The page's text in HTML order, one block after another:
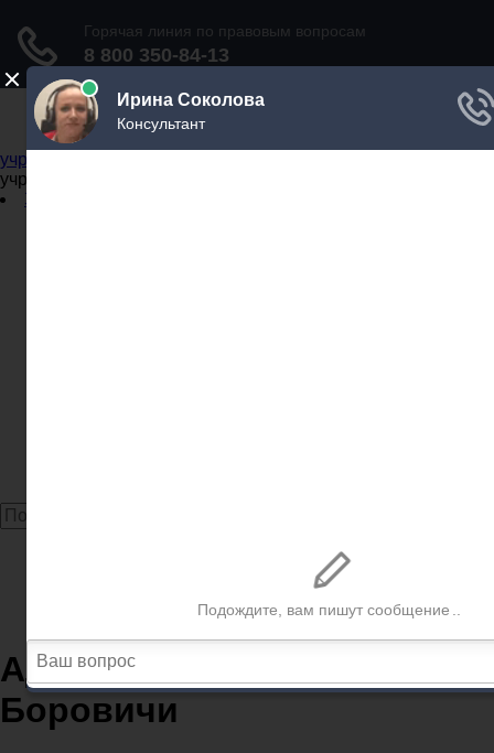
Не официальный справочник государственных
учреждений
учреждений
Задать вопрос юристу
Администрации в городе Боровичи
Администрации в городе
Боровичи